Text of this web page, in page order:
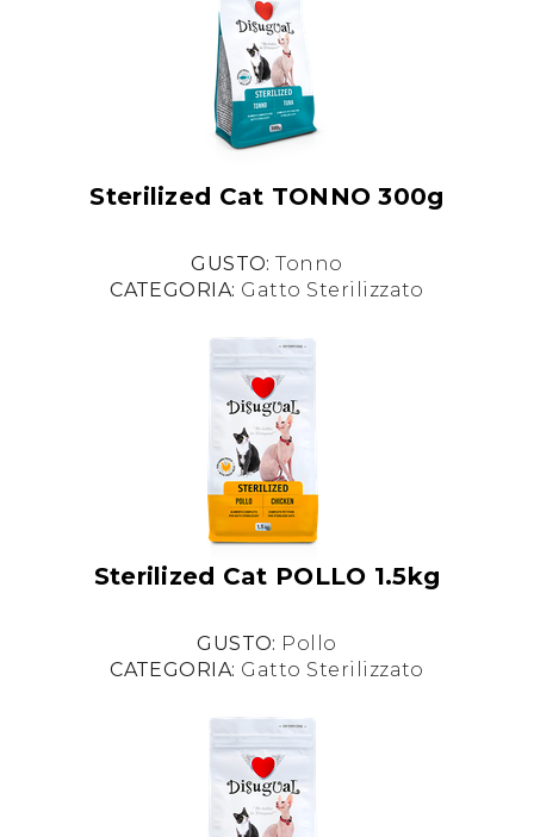
Sterilized Cat TONNO 300g
GUSTO:Tonno
CATEGORIA: Gatto Sterilizzato
Sterilized Cat POLLO 1.5kg
GUSTO: Pollo
CATEGORIA: Gatto Sterilizzato